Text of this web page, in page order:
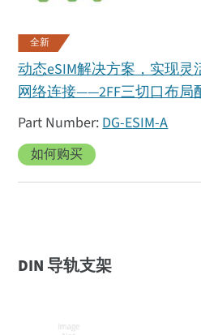
全新
动态eSIM解决方案，实现
网络连接——2FF三切口布局
DG-ESIM-A
如何购买
DIN 导轨支架